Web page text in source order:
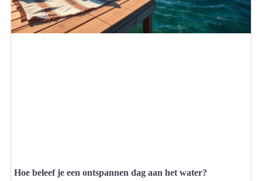
Hoe beleef je een ontspannen dag aan het water?